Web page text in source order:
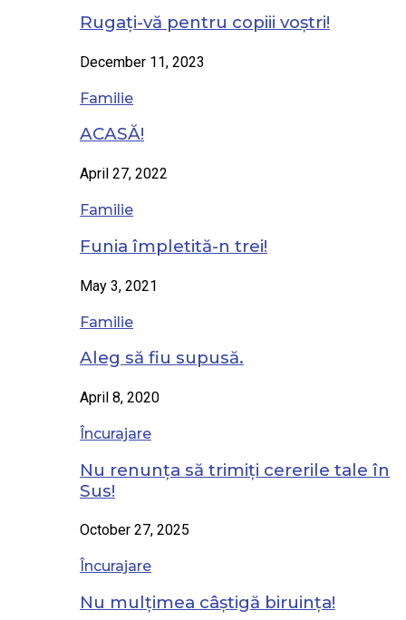
Rugați-vă pentru copiii voștri!
December 11, 2023
Familie
ACASĂ!
April 27, 2022
Familie
Funia împletită-n trei!
May 3, 2021
Familie
Aleg să fiu supusă.
April 8, 2020
Încurajare
Nu renunța să trimiți cererile tale în
Sus!
October 27, 2025
Încurajare
Nu mulțimea câștigă biruința!